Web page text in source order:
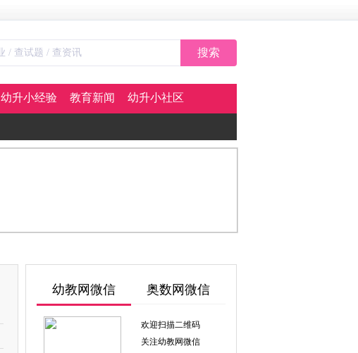
搜索
幼升小经验 教育新闻 幼升小社区
幼教网微信 奥数网微信
欢迎扫描二维码
关注幼教网微信